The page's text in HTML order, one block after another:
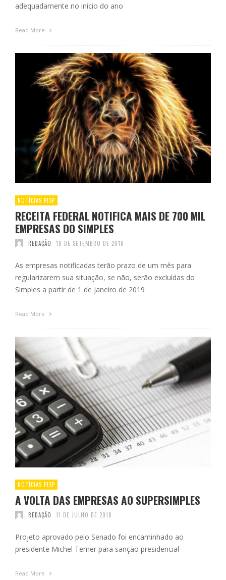
adequadamente no início do ano
Read More
NOTÍCIAS PISP
RECEITA FEDERAL NOTIFICA MAIS DE 700 MIL
EMPRESAS DO SIMPLES
REDAÇÃO 18 DE SETEMBRO DE 2018
As empresas notificadas terão prazo de um mês para
regularizarem sua situação, se não, serão excluídas do
Simples a partir de 1 de janeiro de 2019
Read More
NOTÍCIAS PISP
A VOLTA DAS EMPRESAS AO SUPERSIMPLES
REDAÇÃO 11 DE JULHO DE 2018
Projeto aprovado pelo Senado foi encaminhado ao
presidente Michel Temer para sanção presidencial
Read More